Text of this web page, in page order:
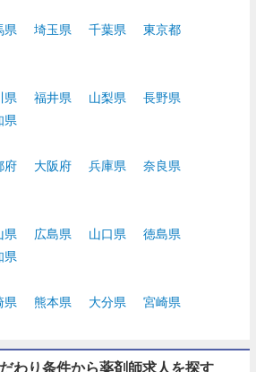
県 埼玉県 千葉県
東京都
県 福井県 山梨県
長野県
県
府 大阪府 兵庫県
奈良県
県 広島県 山口県
徳島県
県
県 熊本県 大分県
宮崎県
わり条件から薬剤師求人を探す